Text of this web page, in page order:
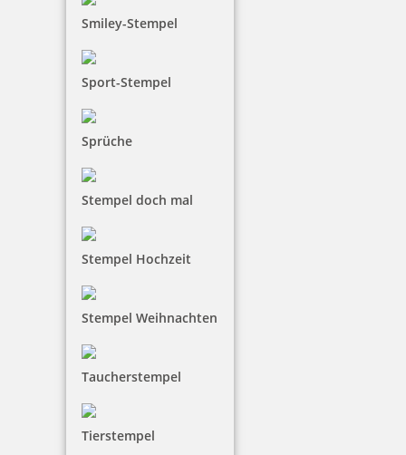
Smiley-Stempel
Sport-Stempel
Sprüche
Stempel doch mal
Stempel Hochzeit
Stempel Weihnachten
Taucherstempel
Tierstempel